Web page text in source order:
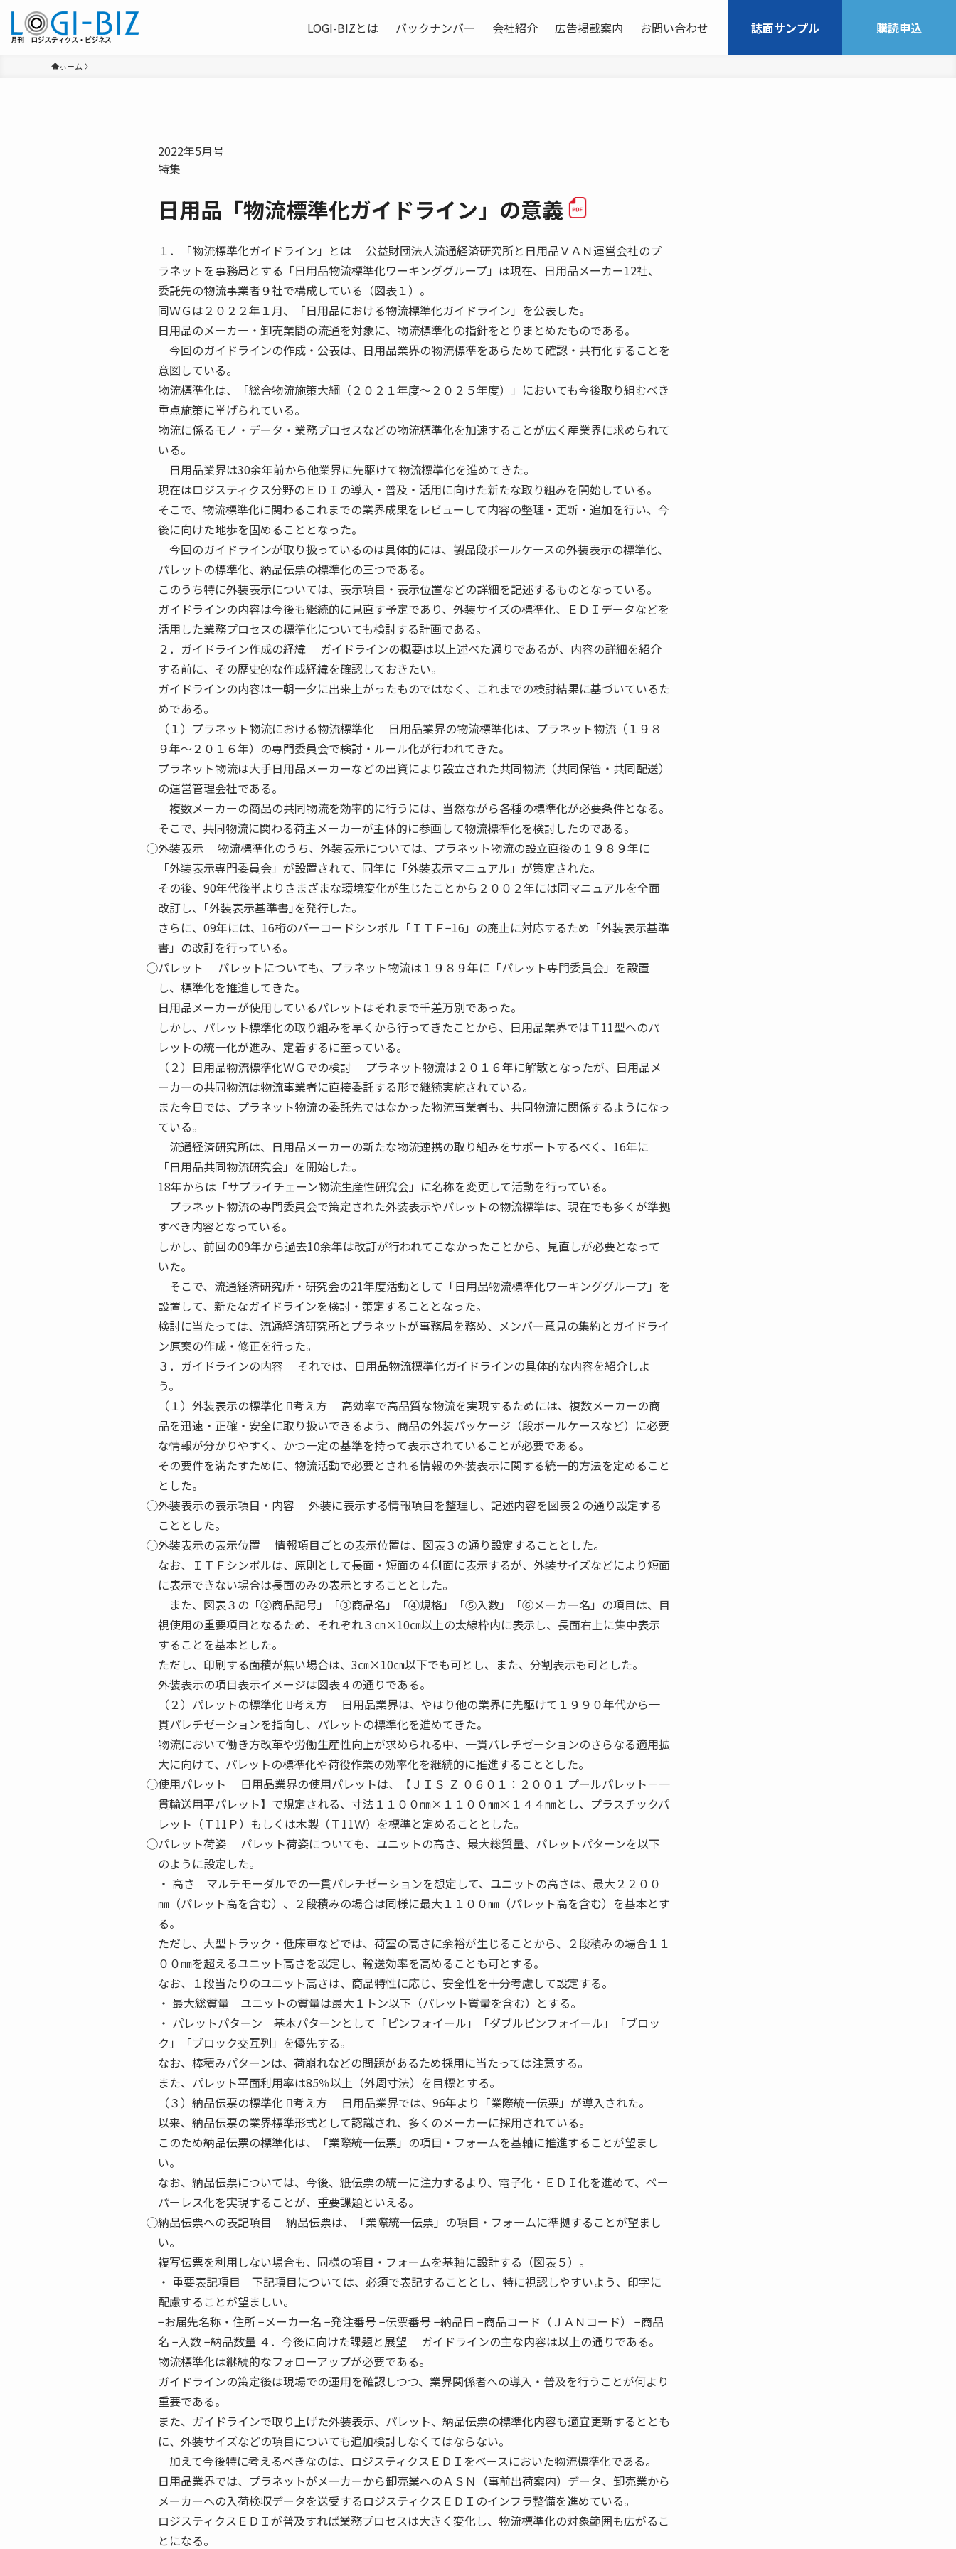
LOGI-BIZとは バックナンバー 会社紹介 広告掲載案内 お問い合わせ 誌面サンプル 購読申込
ホーム
2022年5月号
特集
日用品「物流標準化ガイドライン」の意義
１．「物流標準化ガイドライン」とは 公益財団法人流通経済研究所と日用品ＶＡＮ運営会社のプ
ラネットを事務局とする「日用品物流標準化ワーキンググループ」は現在、日用品メーカー12社、
委託先の物流事業者９社で構成している（図表１）。
同ＷＧは２０２２年１月、「日用品における物流標準化ガイドライン」を公表した。
日用品のメーカー・卸売業間の流通を対象に、物流標準化の指針をとりまとめたものである。
今回のガイドラインの作成・公表は、日用品業界の物流標準をあらためて確認・共有化することを
意図している。
物流標準化は、「総合物流施策大綱（２０２１年度〜２０２５年度）」においても今後取り組むべき
重点施策に挙げられている。
物流に係るモノ・データ・業務プロセスなどの物流標準化を加速することが広く産業界に求められて
いる。
日用品業界は30余年前から他業界に先駆けて物流標準化を進めてきた。
現在はロジスティクス分野のＥＤＩの導入・普及・活用に向けた新たな取り組みを開始している。
そこで、物流標準化に関わるこれまでの業界成果をレビューして内容の整理・更新・追加を行い、今
後に向けた地歩を固めることとなった。
今回のガイドラインが取り扱っているのは具体的には、製品段ボールケースの外装表示の標準化、
パレットの標準化、納品伝票の標準化の三つである。
このうち特に外装表示については、表示項目・表示位置などの詳細を記述するものとなっている。
ガイドラインの内容は今後も継続的に見直す予定であり、外装サイズの標準化、ＥＤＩデータなどを
活用した業務プロセスの標準化についても検討する計画である。
２．ガイドライン作成の経緯 ガイドラインの概要は以上述べた通りであるが、内容の詳細を紹介
する前に、その歴史的な作成経緯を確認しておきたい。
ガイドラインの内容は一朝一夕に出来上がったものではなく、これまでの検討結果に基づいているた
めである。
（１）プラネット物流における物流標準化 日用品業界の物流標準化は、プラネット物流（１９８
９年〜２０１６年）の専門委員会で検討・ルール化が行われてきた。
プラネット物流は大手日用品メーカーなどの出資により設立された共同物流（共同保管・共同配送）
の運営管理会社である。
複数メーカーの商品の共同物流を効率的に行うには、当然ながら各種の標準化が必要条件となる。
そこで、共同物流に関わる荷主メーカーが主体的に参画して物流標準化を検討したのである。
⃝外装表示 物流標準化のうち、外装表示については、プラネット物流の設立直後の１９８９年に
「外装表示専門委員会」が設置されて、同年に「外装表示マニュアル」が策定された。
その後、90年代後半よりさまざまな環境変化が生じたことから２００２年には同マニュアルを全面
改訂し、｢外装表示基準書｣を発行した。
さらに、09年には、16桁のバーコードシンボル「ＩＴＦ−16」の廃止に対応するため「外装表示基準
書」の改訂を行っている。
⃝パレット パレットについても、プラネット物流は１９８９年に「パレット専門委員会」を設置
し、標準化を推進してきた。
日用品メーカーが使用しているパレットはそれまで千差万別であった。
しかし、パレット標準化の取り組みを早くから行ってきたことから、日用品業界ではＴ11型へのパ
レットの統一化が進み、定着するに至っている。
（２）日用品物流標準化ＷＧでの検討 プラネット物流は２０１６年に解散となったが、日用品メ
ーカーの共同物流は物流事業者に直接委託する形で継続実施されている。
また今日では、プラネット物流の委託先ではなかった物流事業者も、共同物流に関係するようになっ
ている。
流通経済研究所は、日用品メーカーの新たな物流連携の取り組みをサポートするべく、16年に
「日用品共同物流研究会」を開始した。
18年からは「サプライチェーン物流生産性研究会」に名称を変更して活動を行っている。
プラネット物流の専門委員会で策定された外装表示やパレットの物流標準は、現在でも多くが準拠
すべき内容となっている。
しかし、前回の09年から過去10余年は改訂が行われてこなかったことから、見直しが必要となって
いた。
そこで、流通経済研究所・研究会の21年度活動として「日用品物流標準化ワーキンググループ」を
設置して、新たなガイドラインを検討・策定することとなった。
検討に当たっては、流通経済研究所とプラネットが事務局を務め、メンバー意見の集約とガイドライ
ン原案の作成・修正を行った。
３．ガイドラインの内容 それでは、日用品物流標準化ガイドラインの具体的な内容を紹介しよ
う。
（１）外装表示の標準化 ⃝考え方 高効率で高品質な物流を実現するためには、複数メーカーの商
品を迅速・正確・安全に取り扱いできるよう、商品の外装パッケージ（段ボールケースなど）に必要
な情報が分かりやすく、かつ一定の基準を持って表示されていることが必要である。
その要件を満たすために、物流活動で必要とされる情報の外装表示に関する統一的方法を定めること
とした。
⃝外装表示の表示項目・内容 外装に表示する情報項目を整理し、記述内容を図表２の通り設定する
こととした。
⃝外装表示の表示位置 情報項目ごとの表示位置は、図表３の通り設定することとした。
なお、ＩＴＦシンボルは、原則として長面・短面の４側面に表示するが、外装サイズなどにより短面
に表示できない場合は長面のみの表示とすることとした。
また、図表３の「②商品記号」「③商品名」「④規格」「⑤入数」「⑥メーカー名」の項目は、目
視使用の重要項目となるため、それぞれ３㎝×10㎝以上の太線枠内に表示し、長面右上に集中表示
することを基本とした。
ただし、印刷する面積が無い場合は、3㎝×10㎝以下でも可とし、また、分割表示も可とした。
外装表示の項目表示イメージは図表４の通りである。
（２）パレットの標準化 ⃝考え方 日用品業界は、やはり他の業界に先駆けて１９９０年代から一
貫パレチゼーションを指向し、パレットの標準化を進めてきた。
物流において働き方改革や労働生産性向上が求められる中、一貫パレチゼーションのさらなる適用拡
大に向けて、パレットの標準化や荷役作業の効率化を継続的に推進することとした。
⃝使用パレット 日用品業界の使用パレットは、【ＪＩＳ Ｚ ０６０１：２００１ プールパレット－一
貫輸送用平パレット】で規定される、寸法１１００㎜×１１００㎜×１４４㎜とし、プラスチックパ
レット（Ｔ11Ｐ）もしくは木製（Ｔ11Ｗ）を標準と定めることとした。
⃝パレット荷姿 パレット荷姿についても、ユニットの高さ、最大総質量、パレットパターンを以下
のように設定した。
・ 高さ マルチモーダルでの一貫パレチゼーションを想定して、ユニットの高さは、最大２２００
㎜（パレット高を含む）、２段積みの場合は同様に最大１１００㎜（パレット高を含む）を基本とす
る。
ただし、大型トラック・低床車などでは、荷室の高さに余裕が生じることから、２段積みの場合１１
００㎜を超えるユニット高さを設定し、輸送効率を高めることも可とする。
なお、１段当たりのユニット高さは、商品特性に応じ、安全性を十分考慮して設定する。
・ 最大総質量 ユニットの質量は最大１トン以下（パレット質量を含む）とする。
・ パレットパターン 基本パターンとして「ピンフォイール」「ダブルピンフォイール」「ブロッ
ク」「ブロック交互列」を優先する。
なお、棒積みパターンは、荷崩れなどの問題があるため採用に当たっては注意する。
また、パレット平面利用率は85％以上（外周寸法）を目標とする。
（３）納品伝票の標準化 ⃝考え方 日用品業界では、96年より「業際統一伝票」が導入された。
以来、納品伝票の業界標準形式として認識され、多くのメーカーに採用されている。
このため納品伝票の標準化は、「業際統一伝票」の項目・フォームを基軸に推進することが望まし
い。
なお、納品伝票については、今後、紙伝票の統一に注力するより、電子化・ＥＤＩ化を進めて、ペー
パーレス化を実現することが、重要課題といえる。
⃝納品伝票への表記項目 納品伝票は、「業際統一伝票」の項目・フォームに準拠することが望まし
い。
複写伝票を利用しない場合も、同様の項目・フォームを基軸に設計する（図表５）。
・ 重要表記項目 下記項目については、必須で表記することとし、特に視認しやすいよう、印字に
配慮することが望ましい。
−お届先名称・住所 −メーカー名 −発注番号 −伝票番号 −納品日 −商品コード（ＪＡＮコード） −商品
名 −入数 −納品数量 ４．今後に向けた課題と展望 ガイドラインの主な内容は以上の通りである。
物流標準化は継続的なフォローアップが必要である。
ガイドラインの策定後は現場での運用を確認しつつ、業界関係者への導入・普及を行うことが何より
重要である。
また、ガイドラインで取り上げた外装表示、パレット、納品伝票の標準化内容も適宜更新するととも
に、外装サイズなどの項目についても追加検討しなくてはならない。
加えて今後特に考えるべきなのは、ロジスティクスＥＤＩをベースにおいた物流標準化である。
日用品業界では、プラネットがメーカーから卸売業へのＡＳＮ（事前出荷案内）データ、卸売業から
メーカーへの入荷検収データを送受するロジスティクスＥＤＩのインフラ整備を進めている。
ロジスティクスＥＤＩが普及すれば業務プロセスは大きく変化し、物流標準化の対象範囲も広がるこ
とになる。